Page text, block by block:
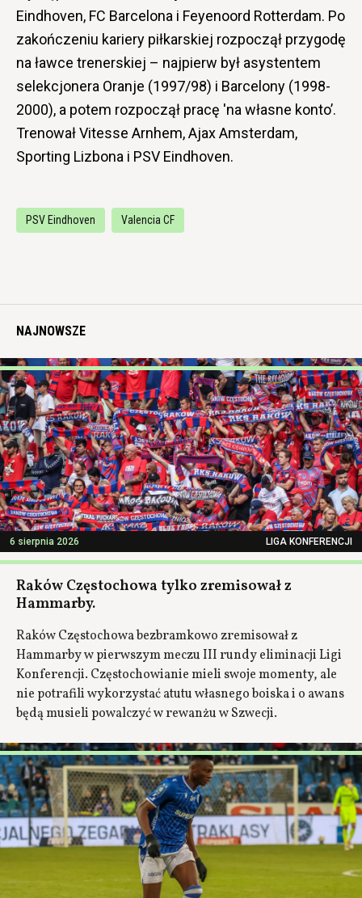
Eindhoven, FC Barcelona i Feyenoord Rotterdam. Po
zakończeniu kariery piłkarskiej rozpoczął przygodę
na ławce trenerskiej – najpierw był asystentem
selekcjonera Oranje (1997/98) i Barcelony (1998-
2000), a potem rozpoczął pracę 'na własne konto’.
Trenował Vitesse Arnhem, Ajax Amsterdam,
Sporting Lizbona i PSV Eindhoven.
PSV Eindhoven Valencia CF
NAJNOWSZE
6 sierpnia 2026 LIGA KONFERENCJI
Raków Częstochowa tylko zremisował z
Hammarby.
Raków Częstochowa bezbramkowo zremisował z
Hammarby w pierwszym meczu III rundy eliminacji Ligi
Konferencji. Częstochowianie mieli swoje momenty, ale
nie potrafili wykorzystać atutu własnego boiska i o awans
będą musieli powalczyć w rewanżu w Szwecji.